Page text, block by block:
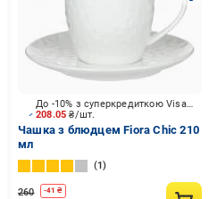
208.05₴/шт.
До -10% з суперкредиткою Visa Вигода
Чашка з блюдцем Fiora Chic 210
мл
1
260 -41 ₴